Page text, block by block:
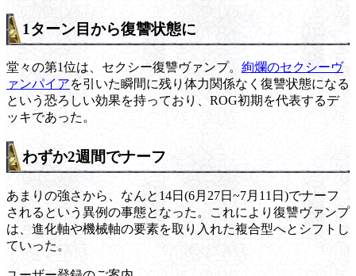
1ターン目から復讐状態に
堂々の第1位は、セクシー復讐ヴァンプ。 絢爛のセクシーヴ
ァンパイアを引いた瞬間に残り体力関係なく復讐状態になる
という恐ろしい効果を持っており、ROG初期を代表するデ
ッキであった。
わずか2週間でナーフ
あまりの強さから、なんと14日(6月27日~7月11日)でナーフ
されるという異例の事態となった。これにより復讐ヴァンプ
は、進化軸や機械軸の要素を取り入れた複合型へとシフトし
ていった。